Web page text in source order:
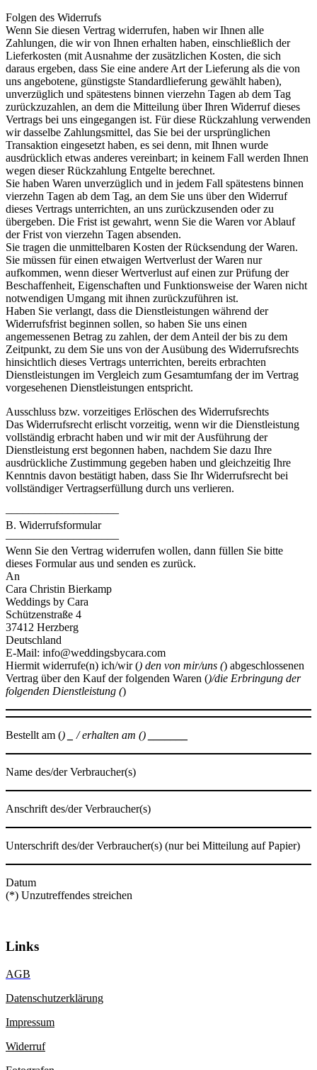
Folgen des Widerrufs
Wenn Sie diesen Vertrag widerrufen, haben wir Ihnen alle
Zahlungen, die wir von Ihnen erhalten haben, einschließlich der
Lieferkosten (mit Ausnahme der zusätzlichen Kosten, die sich
daraus ergeben, dass Sie eine andere Art der Lieferung als die von
uns angebotene, günstigste Standardlieferung gewählt haben),
unverzüglich und spätestens binnen vierzehn Tagen ab dem Tag
zurückzuzahlen, an dem die Mitteilung über Ihren Widerruf dieses
Vertrags bei uns eingegangen ist. Für diese Rückzahlung verwenden
wir dasselbe Zahlungsmittel, das Sie bei der ursprünglichen
Transaktion eingesetzt haben, es sei denn, mit Ihnen wurde
ausdrücklich etwas anderes vereinbart; in keinem Fall werden Ihnen
wegen dieser Rückzahlung Entgelte berechnet.
Sie haben Waren unverzüglich und in jedem Fall spätestens binnen
vierzehn Tagen ab dem Tag, an dem Sie uns über den Widerruf
dieses Vertrags unterrichten, an uns zurückzusenden oder zu
übergeben. Die Frist ist gewahrt, wenn Sie die Waren vor Ablauf
der Frist von vierzehn Tagen absenden.
Sie tragen die unmittelbaren Kosten der Rücksendung der Waren.
Sie müssen für einen etwaigen Wertverlust der Waren nur
aufkommen, wenn dieser Wertverlust auf einen zur Prüfung der
Beschaffenheit, Eigenschaften und Funktionsweise der Waren nicht
notwendigen Umgang mit ihnen zurückzuführen ist.
Haben Sie verlangt, dass die Dienstleistungen während der
Widerrufsfrist beginnen sollen, so haben Sie uns einen
angemessenen Betrag zu zahlen, der dem Anteil der bis zu dem
Zeitpunkt, zu dem Sie uns von der Ausübung des Widerrufsrechts
hinsichtlich dieses Vertrags unterrichten, bereits erbrachten
Dienstleistungen im Vergleich zum Gesamtumfang der im Vertrag
vorgesehenen Dienstleistungen entspricht.
Ausschluss bzw. vorzeitiges Erlöschen des Widerrufsrechts
Das Widerrufsrecht erlischt vorzeitig, wenn wir die Dienstleistung
vollständig erbracht haben und wir mit der Ausführung der
Dienstleistung erst begonnen haben, nachdem Sie dazu Ihre
ausdrückliche Zustimmung gegeben haben und gleichzeitig Ihre
Kenntnis davon bestätigt haben, dass Sie Ihr Widerrufsrecht bei
vollständiger Vertragserfüllung durch uns verlieren.
––––––––––––––––––––
B. Widerrufsformular
––––––––––––––––––––
Wenn Sie den Vertrag widerrufen wollen, dann füllen Sie bitte
dieses Formular aus und senden es zurück.
An
Cara Christin Bierkamp
Weddings by Cara
Schützenstraße 4
37412 Herzberg
Deutschland
E-Mail: info@weddingsbycara.com
Hiermit widerrufe(n) ich/wir () den von mir/uns () abgeschlossenen
Vertrag über den Kauf der folgenden Waren ()/die Erbringung der
folgenden Dienstleistung ()
Bestellt am () / erhalten am ()
Name des/der Verbraucher(s)
Anschrift des/der Verbraucher(s)
Unterschrift des/der Verbraucher(s) (nur bei Mitteilung auf Papier)
Datum
(*) Unzutreffendes streichen
Links
AGB
Datenschutzerklärung
Impressum
Widerruf